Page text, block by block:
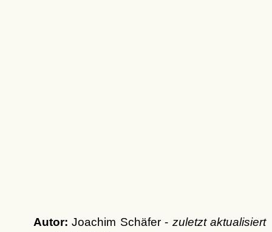
Autor: Joachim Schäfer - zuletzt aktualisiert